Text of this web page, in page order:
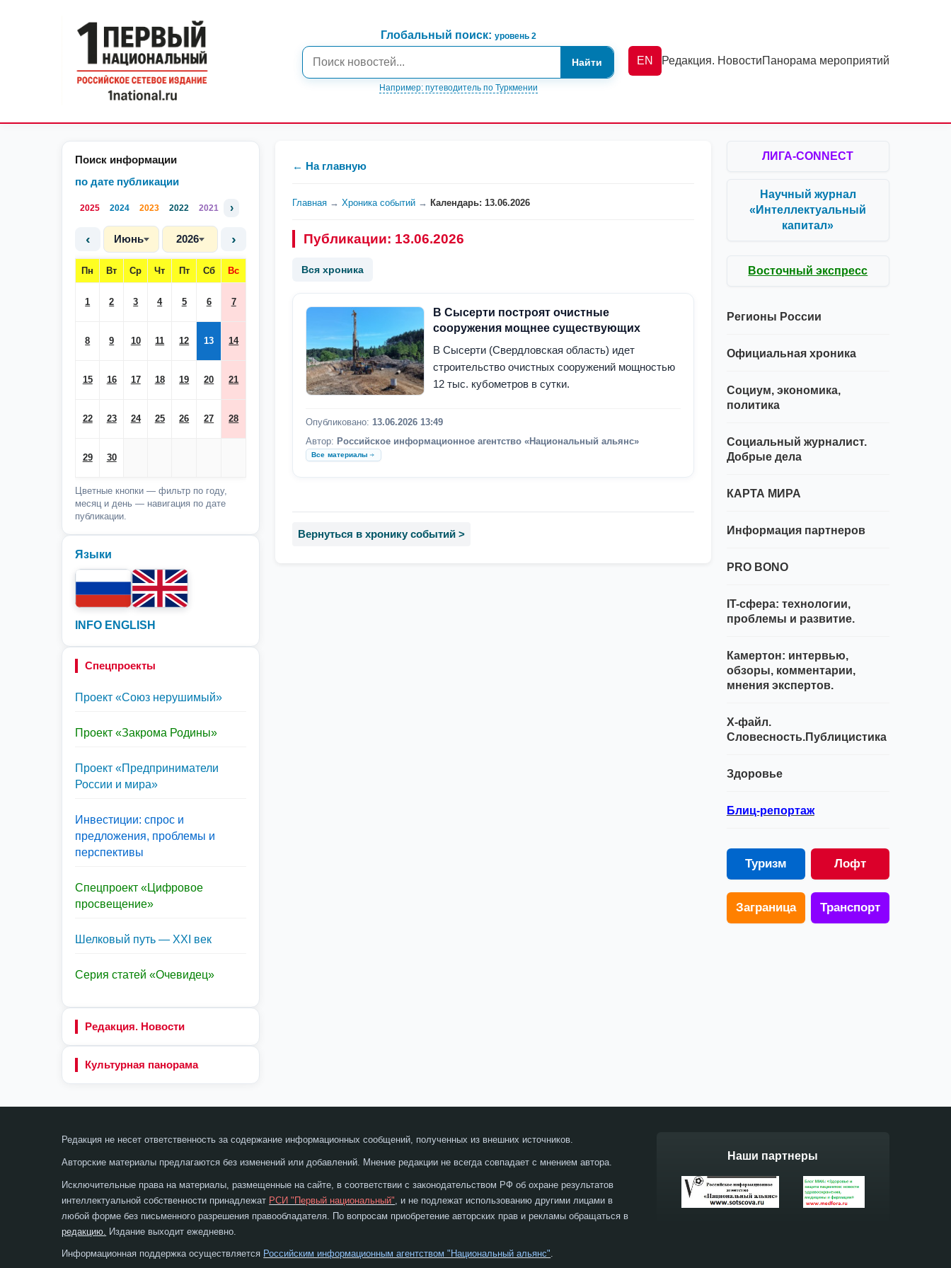
Глобальный поиск: уровень 2
Найти
Например: путеводитель по Туркмении
EN Редакция. НовостиПанорама мероприятий
Поиск информации
по дате публикации
2025 2024 2023 2022 2021 ›
‹ Июнь 2026 ›
Пн Вт Ср Чт Пт Сб Вс
1 2 3 4 5 6 7
8 9 10 11 12 13 14
15 16 17 18 19 20 21
22 23 24 25 26 27 28
29 30
Цветные кнопки — фильтр по году,
месяц и день — навигация по дате
публикации.
Языки
INFO ENGLISH
Спецпроекты
Проект «Союз нерушимый»
Проект «Закрома Родины»
Проект «Предприниматели
России и мира»
Инвестиции: спрос и
предложения, проблемы и
перспективы
Спецпроект «Цифровое
просвещение»
Шелковый путь — XXI век
Серия статей «Очевидец»
Редакция. Новости
Культурная панорама
← На главную
Главная → Хроника событий → Календарь: 13.06.2026
Публикации: 13.06.2026
Вся хроника
В Сысерти построят очистные
сооружения мощнее существующих
В Сысерти (Свердловская область) идет
строительство очистных сооружений мощностью
12 тыс. кубометров в сутки.
Опубликовано:13.06.2026 13:49
Автор: Российское информационное агентство «Национальный альянс»
Все материалы
Вернуться в хронику событий >
ЛИГА-CONNECT
Научный журнал
«Интеллектуальный
капитал»
Восточный экспресс
Регионы России
Официальная хроника
Социум, экономика,
политика
Социальный журналист.
Добрые дела
КАРТА МИРА
Информация партнеров
PRO BONO
IT-сфера: технологии,
проблемы и развитие.
Камертон: интервью,
обзоры, комментарии,
мнения экспертов.
Х-файл.
Словесность.Публицистика
Здоровье
Блиц-репортаж
Туризм Лофт
Заграница Транспорт
Редакция не несет ответственность за содержание информационных сообщений, полученных из внешних источников.
Авторские материалы предлагаются без изменений или добавлений. Мнение редакции не всегда совпадает с мнением автора.
Исключительные права на материалы, размещенные на сайте, в соответствии с законодательством РФ об охране результатов
интеллектуальной собственности принадлежат РСИ "Первый национальный" , и не подлежат использованию другими лицами в
любой форме без письменного разрешения правообладателя. По вопросам приобретение авторских прав и рекламы обращаться в
редакцию. Издание выходит ежедневно.
Информационная поддержка осуществляется Российским информационным агентством "Национальный альянс".
Наши партнеры